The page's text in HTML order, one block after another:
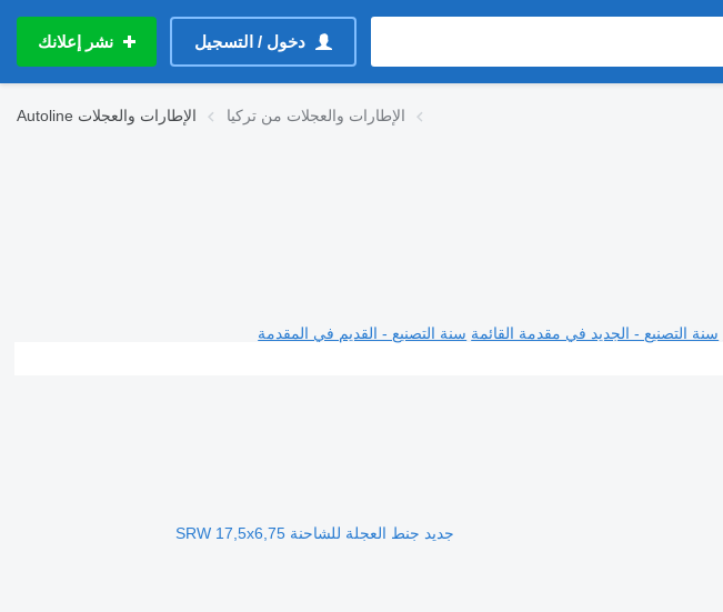
دخول / التسجيل نشر إعلانك
Autoline الإطارات والعجلات الإطارات والعجلات من تركيا
سنة التصنيع - الجديد في مقدمة القائمة سنة التصنيع - القديم في المقدمة
جديد جنط العجلة للشاحنة SRW 17,5x6,75